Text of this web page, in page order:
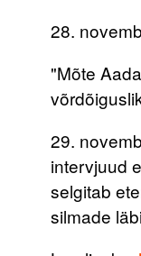
28.
"Mõte
29.
intervjuud
selgitab
silmade